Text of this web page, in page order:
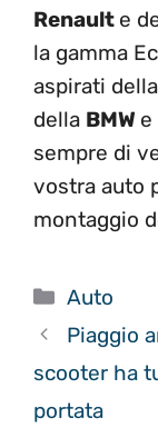
Renault e
la gamma
aspirati della
della BMW e
sempre di
vostra auto
montaggio
Categorie
Auto
Piaggio
scooter ha
portata